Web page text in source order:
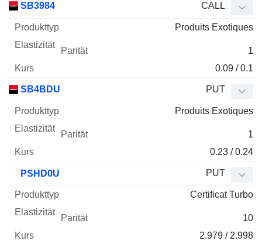
SB3984 CALL
Produits Exotiques
1
0.09 / 0.1
SB4BDU PUT
Produits Exotiques
1
0.23 / 0.24
PSHD0U PUT
Certificat Turbo
10
2.979 / 2.998